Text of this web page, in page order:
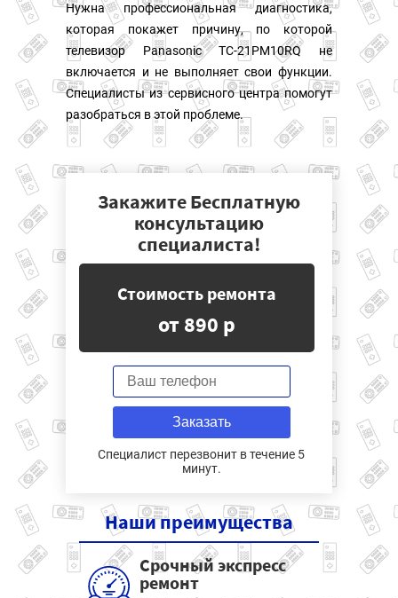
Нужна профессиональная диагностика,
которая покажет причину, по которой
телевизор Panasonic TC-21PM10RQ не
включается и не выполняет свои функции.
Специалисты из сервисного центра помогут
разобраться в этой проблеме.
Закажите Бесплатную
консультацию
специалиста!
Стоимость ремонта
от 890 р
Заказать
Специалист перезвонит в течение 5
минут.
Нашипреимущества
Срочный экспресс
ремонт